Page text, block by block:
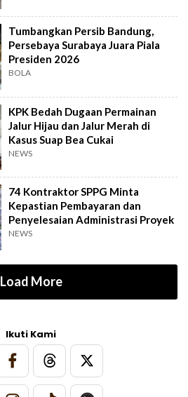
Tumbangkan Persib Bandung,
Persebaya Surabaya Juara Piala
Presiden 2026
BOLA
KPK Bedah Dugaan Permainan
Jalur Hijau dan Jalur Merah di
Kasus Suap Bea Cukai
NEWS
74 Kontraktor SPPG Minta
Kepastian Pembayaran dan
Penyelesaian Administrasi Proyek
NEWS
Load More
Ikuti Kami